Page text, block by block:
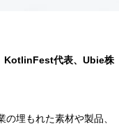
KotlinFest代表、Ubie株
埋もれた素材や製品、